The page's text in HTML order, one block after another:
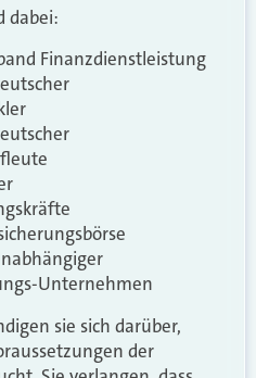
dabei:
Finanzdienstleistung
Unternehmen
sie sich darüber,
der